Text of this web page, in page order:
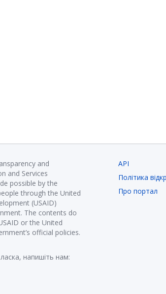
and
and Services
possible by the
through the United
(USAID)
The contents do
or the United
official policies.
напишіть нам:
API
Політика
Про портал